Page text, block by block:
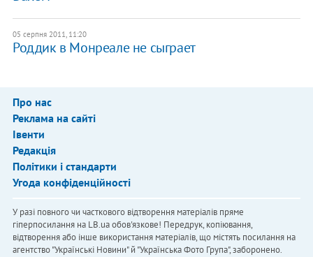
05 серпня 2011, 11:20
Роддик в Монреале не сыграет
Про нас
Реклама на сайті
Івенти
Редакція
Політики і стандарти
Угода конфіденційності
У разі повного чи часткового відтворення матеріалів пряме
гіперпосилання на LB.ua обов'язкове! Передрук, копіювання,
відтворення або інше використання матеріалів, що містять посилання на
агентство "Українськi Новини" й "Українська Фото Група", заборонено.